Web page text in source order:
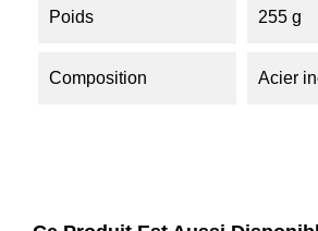
Poids 255 g
Composition Acier